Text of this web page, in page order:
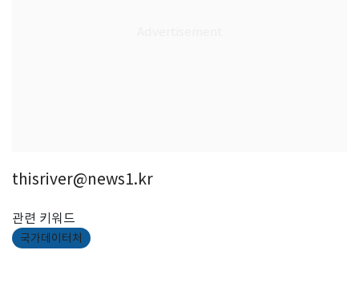
thisriver@news1.kr
관련 키워드
국가데이터처